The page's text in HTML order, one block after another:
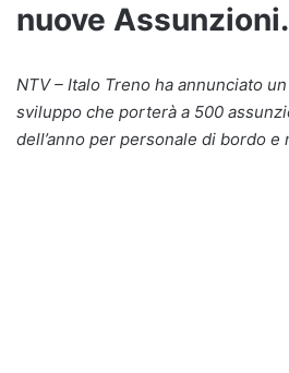
nuove Assunzioni.
NTV – Italo Treno ha annunciato
sviluppo che porterà a 500
dell’anno per personale di bordo e